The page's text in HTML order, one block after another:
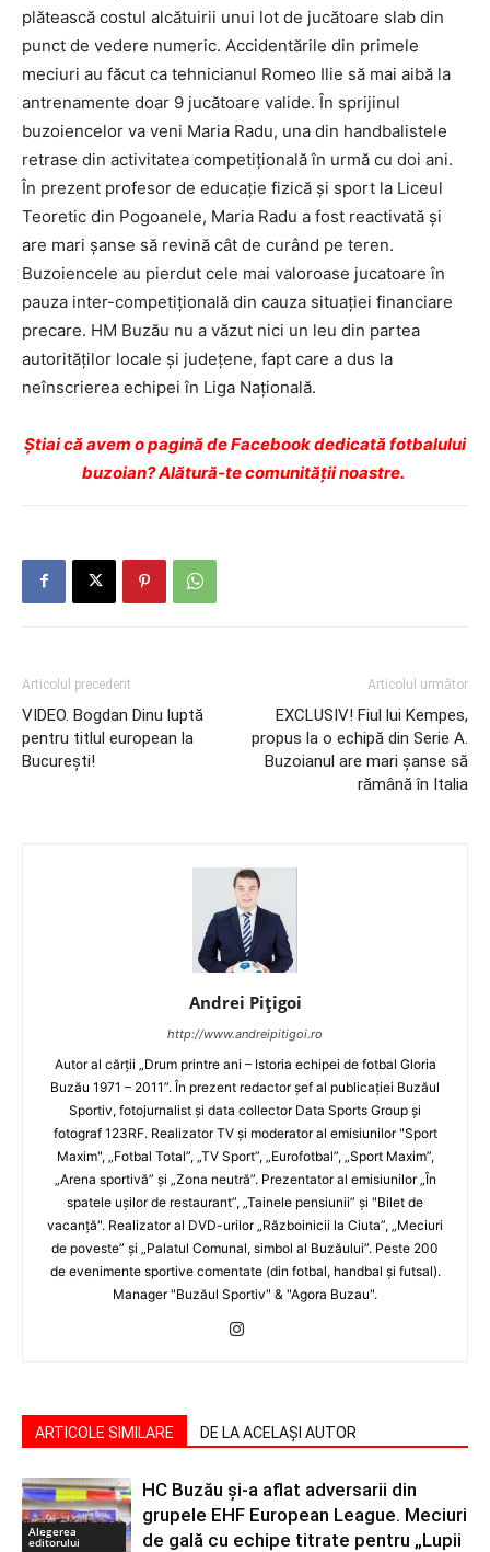
plătească costul alcătuirii unui lot de jucătoare slab din
punct de vedere numeric. Accidentările din primele
meciuri au făcut ca tehnicianul Romeo Ilie să mai aibă la
antrenamente doar 9 jucătoare valide. În sprijinul
buzoiencelor va veni Maria Radu, una din handbalistele
retrase din activitatea competiţională în urmă cu doi ani.
În prezent profesor de educaţie fizică şi sport la Liceul
Teoretic din Pogoanele, Maria Radu a fost reactivată şi
are mari şanse să revină cât de curând pe teren.
Buzoiencele au pierdut cele mai valoroase jucatoare în
pauza inter-competiţională din cauza situaţiei financiare
precare. HM Buzău nu a văzut nici un leu din partea
autorităţilor locale şi judeţene, fapt care a dus la
neînscrierea echipei în Liga Naţională.
Ştiai că avem o pagină de Facebook dedicată fotbalului
buzoian? Alătură-te comunității noastre.
Articolul precedent
VIDEO. Bogdan Dinu luptă
pentru titlul european la
Bucureşti!
Articolul următor
EXCLUSIV! Fiul lui Kempes,
propus la o echipă din Serie A.
Buzoianul are mari şanse să
rămână în Italia
Andrei Pițigoi
http://www.andreipitigoi.ro
Autor al cărţii „Drum printre ani – Istoria echipei de fotbal Gloria
Buzău 1971 – 2011”. În prezent redactor şef al publicaţiei Buzăul
Sportiv, fotojurnalist şi data collector Data Sports Group şi
fotograf 123RF. Realizator TV şi moderator al emisiunilor "Sport
Maxim", „Fotbal Total”, „TV Sport”, „Eurofotbal”, „Sport Maxim”,
„Arena sportivă” şi „Zona neutră”. Prezentator al emisiunilor „În
spatele uşilor de restaurant”, „Tainele pensiunii” şi "Bilet de
vacanţă". Realizator al DVD-urilor „Războinicii la Ciuta”, „Meciuri
de poveste” şi „Palatul Comunal, simbol al Buzăului”. Peste 200
de evenimente sportive comentate (din fotbal, handbal şi futsal).
Manager "Buzăul Sportiv" & "Agora Buzau".
ARTICOLE SIMILARE DE LA ACELAȘI AUTOR
Alegerea
editorului
HC Buzău și-a aflat adversarii din
grupele EHF European League. Meciuri
de gală cu echipe titrate pentru „Lupii